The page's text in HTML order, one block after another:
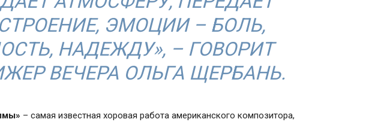
ЭМОЦИИ – БОЛЬ,
НАДЕЖДУ», ­– ГОВОРИТ
ВЕЧЕРА ОЛЬГА ЩЕРБАНЬ.
– самая известная хоровая работа американского композитора,